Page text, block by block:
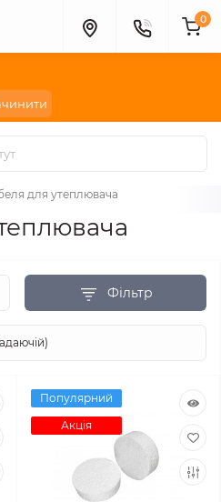
0
для утеплювача
Фільтр
Популярний
Акція